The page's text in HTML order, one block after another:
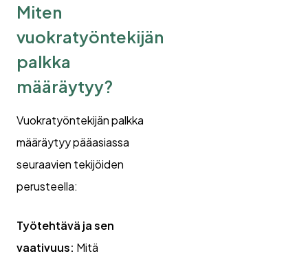
Miten
vuokratyöntekijän
palkka
määräytyy?
Vuokratyöntekijän palkka
määräytyy pääasiassa
seuraavien tekijöiden
perusteella:
Työtehtävä ja sen
vaativuus: Mitä